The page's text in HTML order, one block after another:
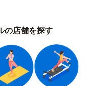
の店舗を探す